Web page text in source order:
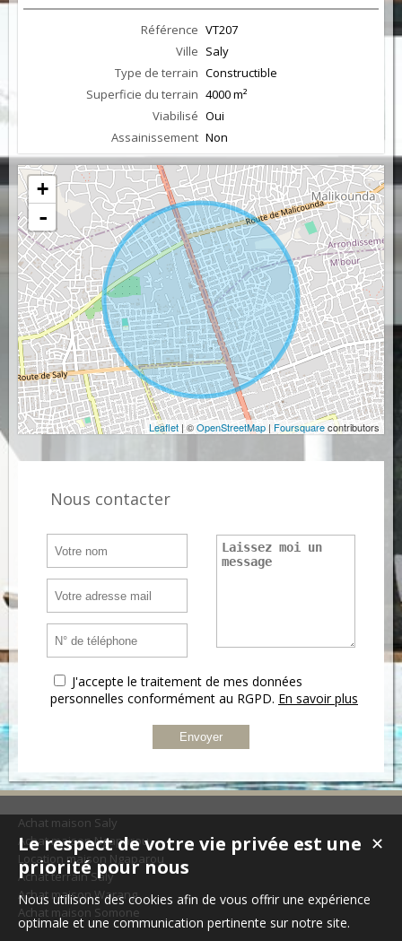
Référence VT207
Ville Saly
Type de terrain Constructible
Superficie du terrain 4000 m²
Viabilisé Oui
Assainissement Non
+
-
Leaflet | ©OpenStreetMap | Foursquarecontributors
Nous contacter
J'accepte le traitement de mes données
personnelles conformément au RGPD. En savoir plus
Achat maison Saly
Achat maison Ngaparou
Location maison Ngaparou
Achat terrain Saly
Achat maison Warang
Achat maison Somone
✕
Le respect de votre vie privée est une
priorité pour nous
Nous utilisons des cookies afin de vous offrir une expérience
optimale et une communication pertinente sur notre site.